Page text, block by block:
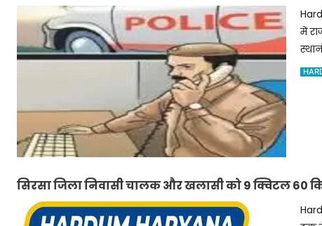
बरामद
में
सिरसा जिला निवासी चालक और खलासी को 9 क्विटल 60